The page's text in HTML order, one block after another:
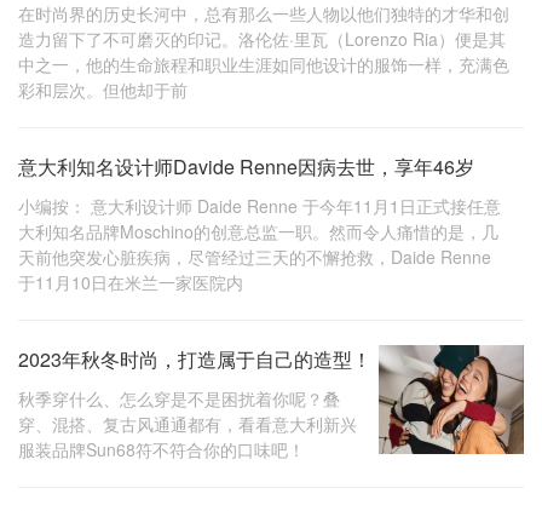
在时尚界的历史长河中，总有那么一些人物以他们独特的才华和创
造力留下了不可磨灭的印记。洛伦佐·里瓦（Lorenzo Ria）便是其
中之一，他的生命旅程和职业生涯如同他设计的服饰一样，充满色
彩和层次。但他却于前
意大利知名设计师Davide Renne因病去世，享年46岁
小编按： 意大利设计师 Daide Renne 于今年11月1日正式接任意
大利知名品牌Moschino的创意总监一职。然而令人痛惜的是，几
天前他突发心脏疾病，尽管经过三天的不懈抢救，Daide Renne
于11月10日在米兰一家医院内
2023年秋冬时尚，打造属于自己的造型！
秋季穿什么、怎么穿是不是困扰着你呢？叠
穿、混搭、复古风通通都有，看看意大利新兴
服装品牌Sun68符不符合你的口味吧！